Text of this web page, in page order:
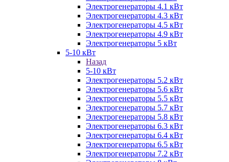
Электрогенераторы 4.1 кВт
Электрогенераторы 4.3 кВт
Электрогенераторы 4.5 кВт
Электрогенераторы 4.9 кВт
Электрогенераторы 5 кВт
5-10 кВт
Назад
5-10 кВт
Электрогенераторы 5.2 кВт
Электрогенераторы 5.6 кВт
Электрогенераторы 5.5 кВт
Электрогенераторы 5.7 кВт
Электрогенераторы 5.8 кВт
Электрогенераторы 6.3 кВт
Электрогенераторы 6.4 кВт
Электрогенераторы 6.5 кВт
Электрогенераторы 7.2 кВт